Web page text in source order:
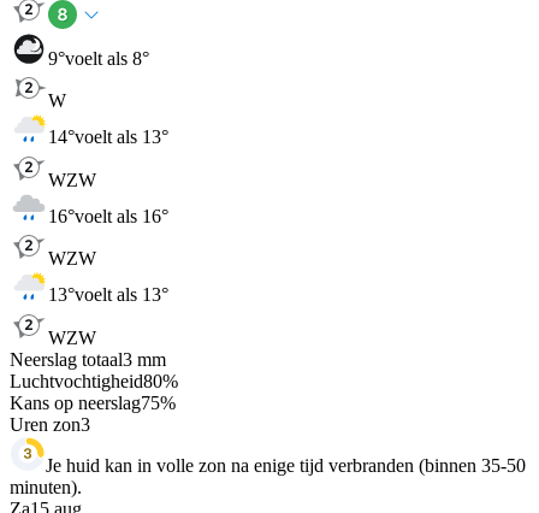
9°voelt als 8°
W
14°voelt als 13°
WZW
16°voelt als 16°
WZW
13°voelt als 13°
WZW
Neerslag totaal3 mm
Luchtvochtigheid80%
Kans op neerslag75%
Uren zon3
Je huid kan in volle zon na enige tijd verbranden (binnen 35-50
minuten).
Za15 aug